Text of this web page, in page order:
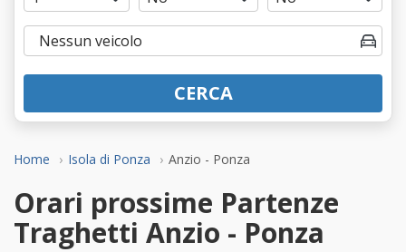
Home Isola di Ponza Anzio - Ponza
CERCA
Orari prossime Partenze
Traghetti Anzio - Ponza